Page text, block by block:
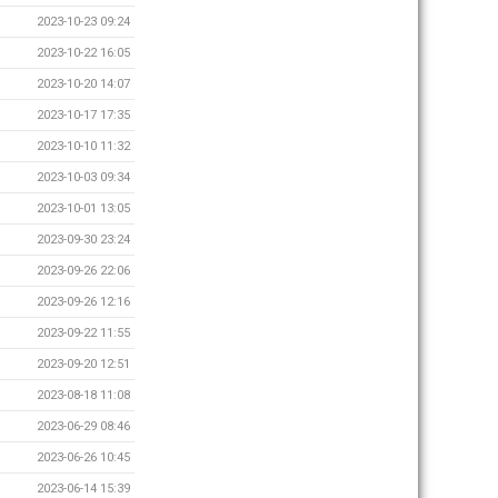
2023-10-23 09:24
2023-10-22 16:05
2023-10-20 14:07
2023-10-17 17:35
2023-10-10 11:32
2023-10-03 09:34
2023-10-01 13:05
2023-09-30 23:24
2023-09-26 22:06
2023-09-26 12:16
2023-09-22 11:55
2023-09-20 12:51
2023-08-18 11:08
2023-06-29 08:46
2023-06-26 10:45
2023-06-14 15:39